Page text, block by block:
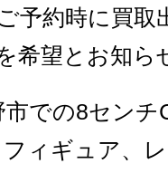
予約時に買取
希望とお知ら
での8センチ
ィギュア、